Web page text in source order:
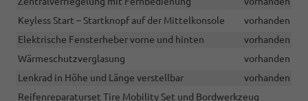
Keyless Start – Startknopf auf der Mittelkonsole
vorhanden
Elektrische Fensterheber vorne und hinten
vorhanden
Wärmeschutzverglasung
vorhanden
Lenkrad in Höhe und Länge verstellbar
vorhanden
Reifenreparaturset Tire Mobility Set und Bordwerkzeug